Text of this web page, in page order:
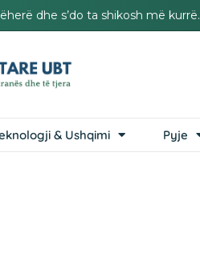
dhe s’do ta shikosh më kurrë.
& Ushqimi Pyje